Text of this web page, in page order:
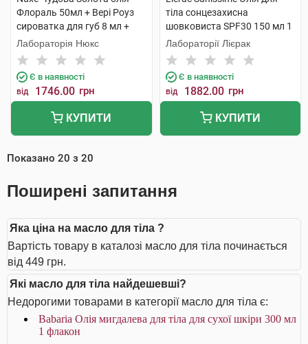
Флораль 50мл + Вері Роуз
сироватка для губ 8 мл +
Олія суха Флораль 10мл 1
набір
Лабораторія Нюкс
Є в наявності
від 1746.00 грн
КУПИТИ
тіла сонцезахисна
шовковиста SPF30 150 мл 1
флакон
Лабораторії Лієрак
Є в наявності
від 1882.00 грн
КУПИТИ
Показано 20 з 20
Поширені запитання
Яка ціна на масло для тіла ?
Вартість товару в каталозі масло для тіла починається
від 449 грн.
Які масло для тіла найдешевші?
Недорогими товарами в категорії масло для тіла є:
Babaria Олія мигдалева для тіла для сухої шкіри 300 мл
1 флакон